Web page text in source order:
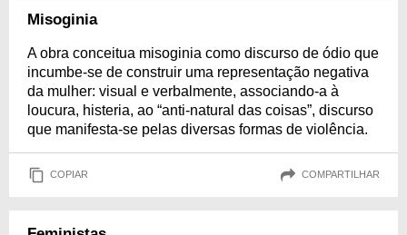
Misoginia
A obra conceitua misoginia como discurso de ódio que
incumbe-se de construir uma representação negativa
da mulher: visual e verbalmente, associando-a à
loucura, histeria, ao “anti-natural das coisas”, discurso
que manifesta-se pelas diversas formas de violência.
COPIAR COMPARTILHAR